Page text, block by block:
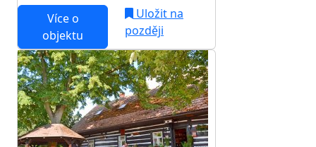
Více o
objektu
Uložit na
později